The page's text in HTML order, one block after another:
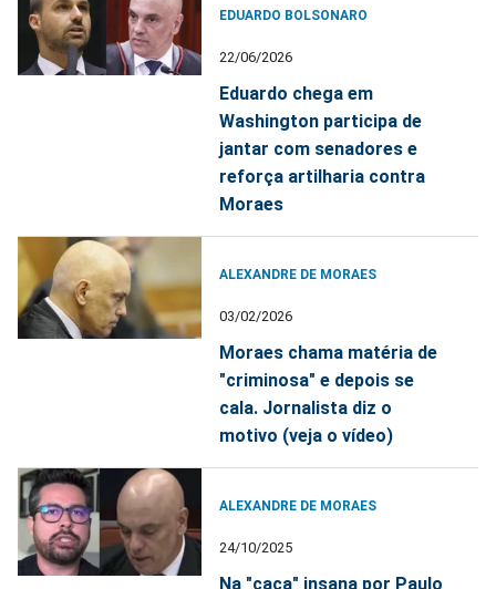
EDUARDO BOLSONARO
22/06/2026
Eduardo chega em
Washington participa de
jantar com senadores e
reforça artilharia contra
Moraes
ALEXANDRE DE MORAES
03/02/2026
Moraes chama matéria de
"criminosa" e depois se
cala. Jornalista diz o
motivo (veja o vídeo)
ALEXANDRE DE MORAES
24/10/2025
Na "caça" insana por Paulo